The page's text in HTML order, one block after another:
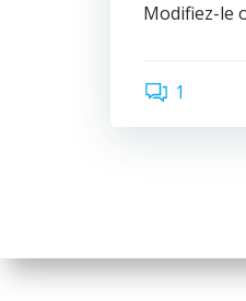
Modifiez-le
1